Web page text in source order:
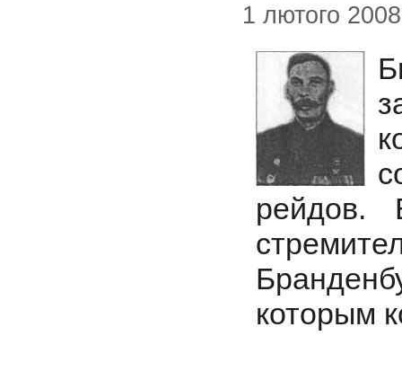
1 лютого 2008
рейдов.
которым